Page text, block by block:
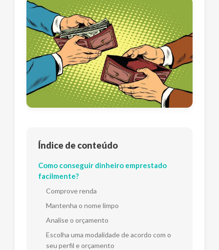
Índice de conteúdo
Como conseguir dinheiro emprestado
facilmente?
Comprove renda
Mantenha o nome limpo
Analise o orçamento
Escolha uma modalidade de acordo com o
seu perfil e orçamento